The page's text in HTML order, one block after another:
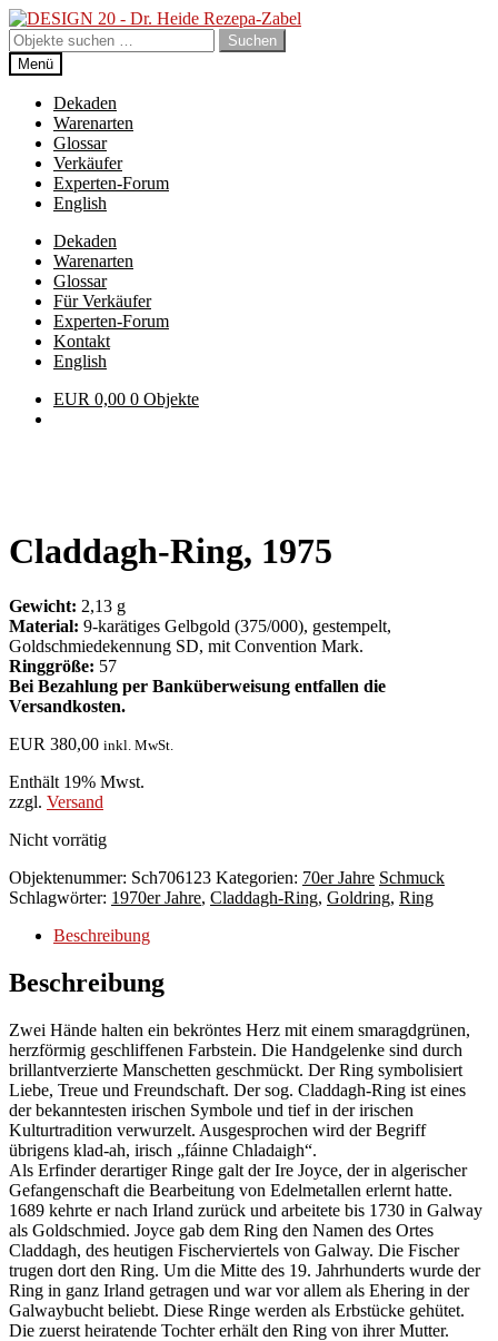
Zur
Navigation
springen
Zum
Inhalt
springen
Suchen
nach:
Suchen
Menü
Dekaden
Warenarten
Glossar
Verkäufer
Experten-Forum
English
Dekaden
Warenarten
Glossar
Für Verkäufer
Experten-Forum
Kontakt
English
EUR 0,00 0 Objekte
Claddagh-Ring, 1975
Gewicht: 2,13 g
Material: 9-karätiges Gelbgold (375/000), gestempelt,
Goldschmiedekennung SD, mit Convention Mark.
Ringgröße: 57
Bei Bezahlung per Banküberweisung entfallen die
Versandkosten.
EUR 380,00 inkl. MwSt.
Enthält 19% Mwst.
zzgl. Versand
Nicht vorrätig
Objektenummer: Sch706123 Kategorien: 70er Jahre Schmuck
Schlagwörter: 1970er Jahre, Claddagh-Ring, Goldring, Ring
Beschreibung
Beschreibung
Zwei Hände halten ein bekröntes Herz mit einem smaragdgrünen,
herzförmig geschliffenen Farbstein. Die Handgelenke sind durch
brillantverzierte Manschetten geschmückt. Der Ring symbolisiert
Liebe, Treue und Freundschaft. Der sog. Claddagh-Ring ist eines
der bekanntesten irischen Symbole und tief in der irischen
Kulturtradition verwurzelt. Ausgesprochen wird der Begriff
übrigens klad-ah, irisch „fáinne Chladaigh“.
Als Erfinder derartiger Ringe galt der Ire Joyce, der in algerischer
Gefangenschaft die Bearbeitung von Edelmetallen erlernt hatte.
1689 kehrte er nach Irland zurück und arbeitete bis 1730 in Galway
als Goldschmied. Joyce gab dem Ring den Namen des Ortes
Claddagh, des heutigen Fischerviertels von Galway. Die Fischer
trugen dort den Ring. Um die Mitte des 19. Jahrhunderts wurde der
Ring in ganz Irland getragen und war vor allem als Ehering in der
Galwaybucht beliebt. Diese Ringe werden als Erbstücke gehütet.
Die zuerst heiratende Tochter erhält den Ring von ihrer Mutter.